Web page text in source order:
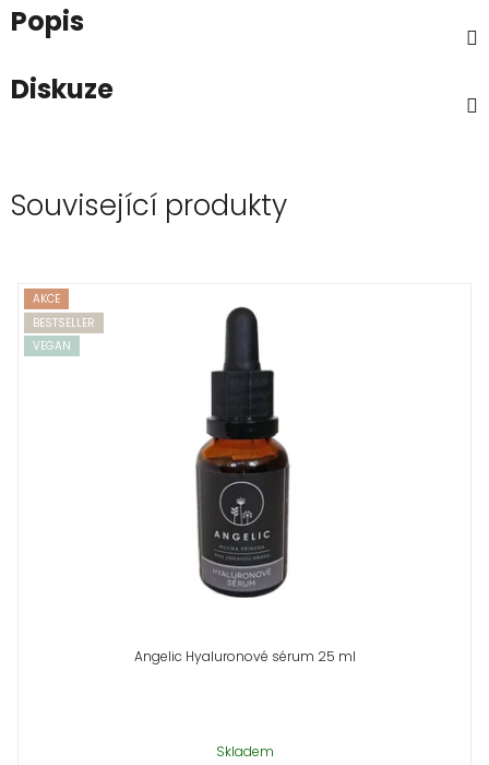
Popis
Diskuze
Související produkty
AKCE
BESTSELLER
VEGAN
Angelic Hyaluronové sérum 25 ml
Skladem